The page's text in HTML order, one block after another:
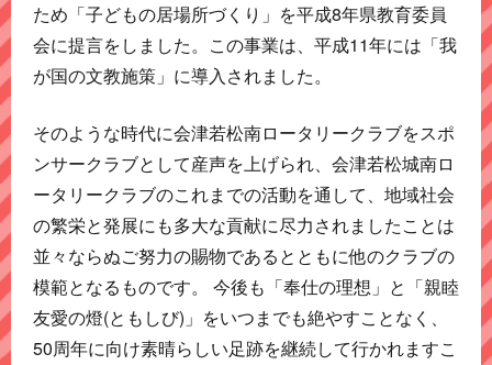
ため「子どもの居場所づくり」を平成8年県教育委員
会に提言をしました。この事業は、平成11年には「我
が国の文教施策」に導入されました。
そのような時代に会津若松南ロータリークラブをスポ
ンサークラブとして産声を上げられ、会津若松城南ロ
ータリークラブのこれまでの活動を通して、地域社会
の繁栄と発展にも多大な貢献に尽力されましたことは
並々ならぬご努力の賜物であるとともに他のクラブの
模範となるものです。 今後も「奉仕の理想」と「親睦
友愛の燈(ともしび) 」をいつまでも絶やすことなく、
50周年に向け素晴らしい足跡を継続して行かれますこ